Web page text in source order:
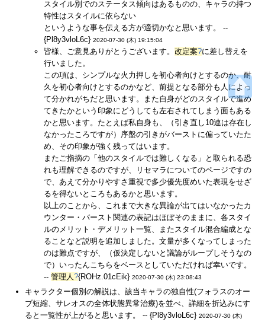
スタイル別でのステータス傾向はあるものの、キャラの持つ
特性はスタイルに依らない
というような事を伝える方が適切かなと思います。 --
{Pl8y3vloL6c} 2020-07-30 (木) 19:15:04
皆様、ご意見ありがとうございます。 改定案?に差し替えを
行いました。
この項は、シンプルな火力押しを初心者向けとするのか、耐
久を初心者向けとするのかなど、前提となる部分も人によっ
て分かれがちだと思います。また自身がどのスタイルで進め
てきたかという印象にどうしても左右されてしまう面もある
かと思います。たとえば私自身も、（引き直し10連は存在し
なかったころですが）序盤の引きがバーストに偏っていたた
め、その印象が強く残ってはいます。
またご指摘の「他のスタイルでは難しくなる」と取られる恐
れも理解できるのですが、リセマラについてのページですの
で、あえて分かりやすさ重視で多少優先度めいた表現をせざ
るを得ないところもあるかと思います。
以上のことから、これまで大きな異論が出てはいなかったカ
ウンター・バースト関連の表記はほぼそのままに、各スタイ
ルのメリット・デメリット一覧、またスタイル混合編成とな
ることなど説明を追加しました。文量が多くなってしまった
のは難点ですが、（仮決定しないと議論がループしそうなの
で）いったんこちらをベースとしていただければ幸いです。
-- 管理人?{ROHz.01cEik} 2020-07-30 (木) 23:08:43
キャラクター個別の解説は、該当キャラの独自性(フォラスのオー
ブ短縮、サレオスの全体状態異常治療)を並べ、詳細を折込みにす
ると一覧性が上がると思います。 -- {Pl8y3vloL6c} 2020-07-30 (木)